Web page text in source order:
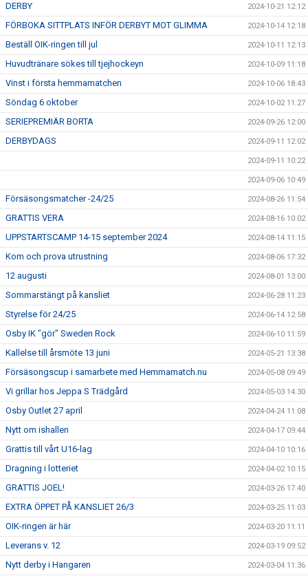
DERBY 2024-10-21 12:12
FÖRBOKA SITTPLATS INFÖR DERBYT MOT GLIMMA 2024-10-14 12:18
Beställ OIK-ringen till jul 2024-10-11 12:13
Huvudtränare sökes till tjejhockeyn 2024-10-09 11:18
Vinst i första hemmamatchen 2024-10-06 18:43
Söndag 6 oktober 2024-10-02 11:27
SERIEPREMIÄR BORTA 2024-09-26 12:00
DERBYDAGS 2024-09-11 12:02
2024-09-11 10:22
2024-09-06 10:49
Försäsongsmatcher -24/25 2024-08-26 11:54
GRATTIS VERA 2024-08-16 10:02
UPPSTARTSCAMP 14-15 september 2024 2024-08-14 11:15
Kom och prova utrustning 2024-08-06 17:32
12 augusti 2024-08-01 13:00
Sommarstängt på kansliet 2024-06-28 11:23
Styrelse för 24/25 2024-06-14 12:58
Osby IK "gör" Sweden Rock 2024-06-10 11:59
Kallelse till årsmöte 13 juni 2024-05-21 13:38
Försäsongscup i samarbete med Hemmamatch.nu 2024-05-08 09:49
Vi grillar hos Jeppa S Trädgård 2024-05-03 14:30
Osby Outlet 27 april 2024-04-24 11:08
Nytt om ishallen 2024-04-17 09:44
Grattis till vårt U16-lag 2024-04-10 10:16
Dragning i lotteriet 2024-04-02 10:15
GRATTIS JOEL! 2024-03-26 17:40
EXTRA ÖPPET PÅ KANSLIET 26/3 2024-03-25 11:03
OIK-ringen är här 2024-03-20 11:11
Leverans v. 12 2024-03-19 09:52
Nytt derby i Hangaren 2024-03-04 11:36